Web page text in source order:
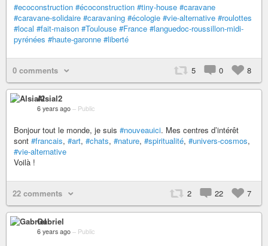
#ecoconstruction #écoconstruction #tiny-house #caravane
#caravane-solidaire #caravaning #écologie #vie-alternative #roulottes
#local #fait-maison #Toulouse #France #languedoc-roussillon-midi-
pyrénées #haute-garonne #liberté
0 comments 5 0 8
Alsial2
6 years ago – Public
Bonjour tout le monde, je suis #nouveauici. Mes centres d’intérêt
sont #francais, #art, #chats, #nature, #spiritualité, #univers-cosmos,
#vie-alternative
Voilà !
22 comments 2 22 7
Gabriel
6 years ago – Public